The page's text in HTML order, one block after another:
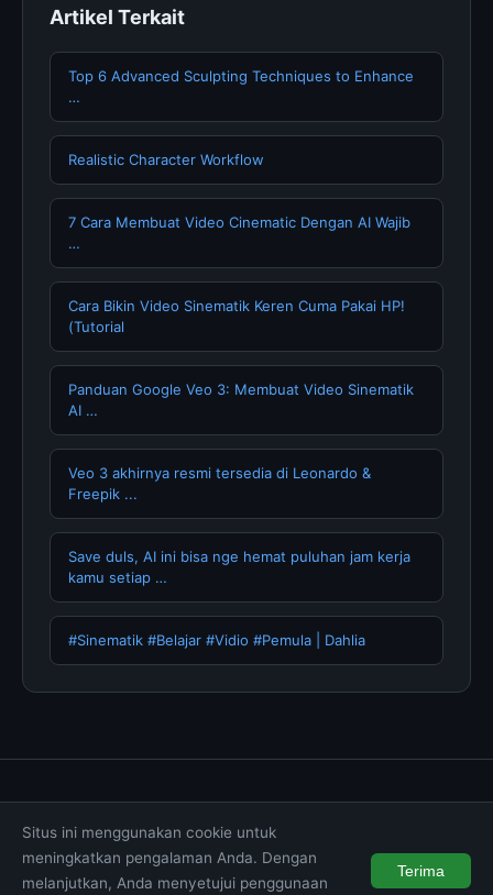
Artikel Terkait
Top 6 Advanced Sculpting Techniques to Enhance
…
Realistic Character Workflow
7 Cara Membuat Video Cinematic Dengan AI Wajib
…
Cara Bikin Video Sinematik Keren Cuma Pakai HP!
(Tutorial
Panduan Google Veo 3: Membuat Video Sinematik
AI …
Veo 3 akhirnya resmi tersedia di Leonardo &
Freepik ...
Save duls, AI ini bisa nge hemat puluhan jam kerja
kamu setiap …
#Sinematik #Belajar #Vidio #Pemula | Dahlia
Syarat & Ketentuan
© 2026 muktibox.com. All rights reserved.
Situs ini menggunakan cookie untuk
meningkatkan pengalaman Anda. Dengan
melanjutkan, Anda menyetujui penggunaan
Terima